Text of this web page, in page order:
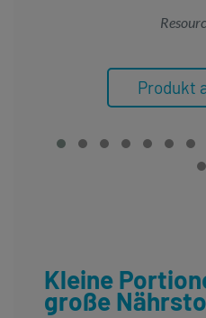
Produkt
Kleine
große